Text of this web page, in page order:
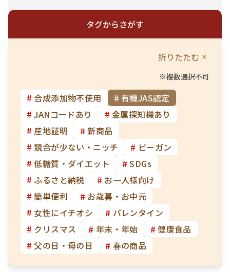
タグからさがす
折りたたむ
※複数選択不可
# 合成添加物不使用 # 有機JAS認定
# JANコードあり # 金属探知機あり
# 産地証明 # 新商品
# 競合が少ない・ニッチ # ビーガン
# 低糖質・ダイエット # SDGs
# ふるさと納税 # お一人様向け
# 簡単便利 # お歳暮・お中元
# 女性にイチオシ # バレンタイン
# クリスマス # 年末・年始 # 健康食品
# 父の日・母の日 # 春の商品